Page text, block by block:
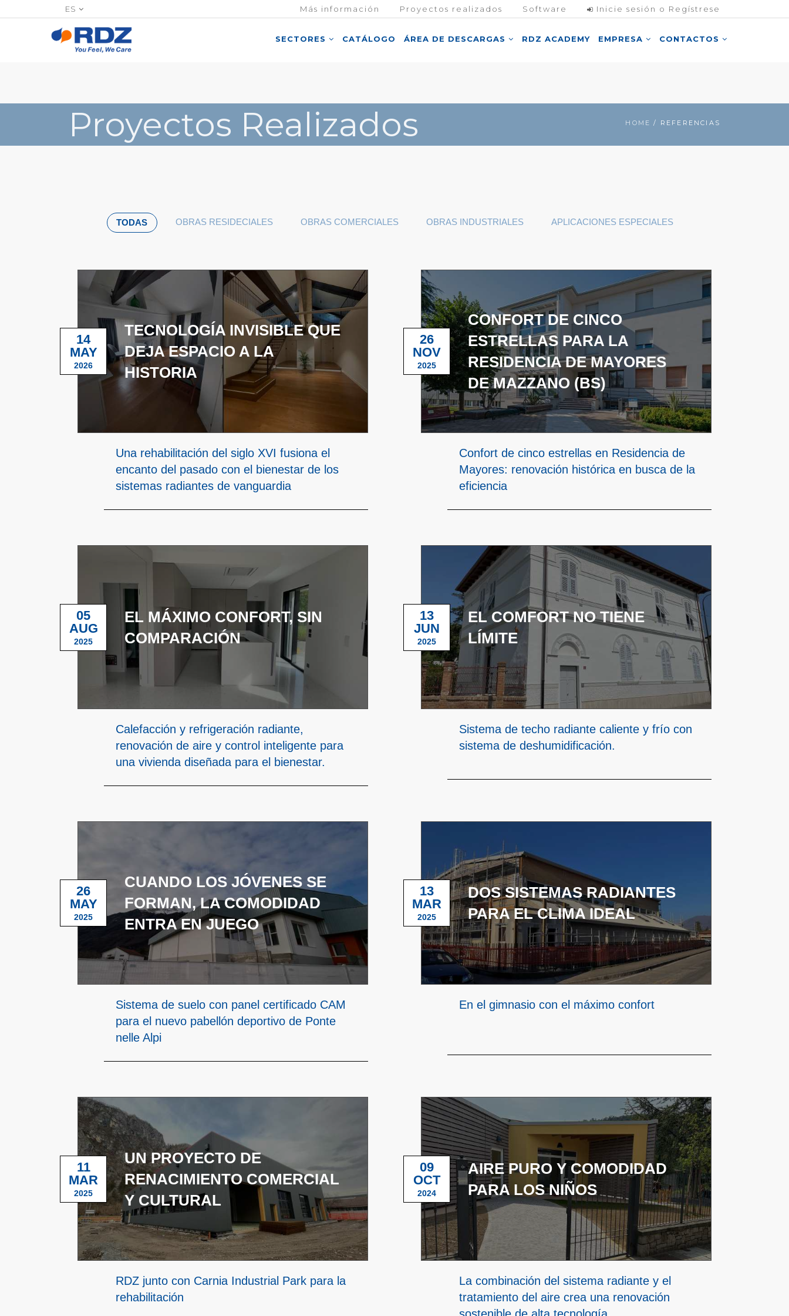
ES Más información Proyectos realizados Software Inicie sesión o Regístrese
SECTORES CATÁLOGO ÁREA DE DESCARGAS RDZ ACADEMY EMPRESA CONTACTOS
Proyectos Realizados HOME / REFERENCIAS
TODAS OBRAS RESIDECIALES OBRAS COMERCIALES OBRAS INDUSTRIALES APLICACIONES ESPECIALES
TECNOLOGÍA INVISIBLE QUE
DEJA ESPACIO A LA
HISTORIA
14
MAY
2026
Una rehabilitación del siglo XVI fusiona el
encanto del pasado con el bienestar de los
sistemas radiantes de vanguardia
CONFORT DE CINCO
ESTRELLAS PARA LA
RESIDENCIA DE MAYORES
DE MAZZANO (BS)
26
NOV
2025
Confort de cinco estrellas en Residencia de
Mayores: renovación histórica en busca de la
eficiencia
EL MÁXIMO CONFORT, SIN
COMPARACIÓN
05
AUG
2025
Calefacción y refrigeración radiante,
renovación de aire y control inteligente para
una vivienda diseñada para el bienestar.
EL COMFORT NO TIENE
LÍMITE
13
JUN
2025
Sistema de techo radiante caliente y frío con
sistema de deshumidificación.
CUANDO LOS JÓVENES SE
FORMAN, LA COMODIDAD
ENTRA EN JUEGO
26
MAY
2025
Sistema de suelo con panel certificado CAM
para el nuevo pabellón deportivo de Ponte
nelle Alpi
DOS SISTEMAS RADIANTES
PARA EL CLIMA IDEAL
13
MAR
2025
En el gimnasio con el máximo confort
UN PROYECTO DE
RENACIMIENTO COMERCIAL
Y CULTURAL
11
MAR
2025
RDZ junto con Carnia Industrial Park para la
rehabilitación
AIRE PURO Y COMODIDAD
PARA LOS NIÑOS
09
OCT
2024
La combinación del sistema radiante y el
tratamiento del aire crea una renovación